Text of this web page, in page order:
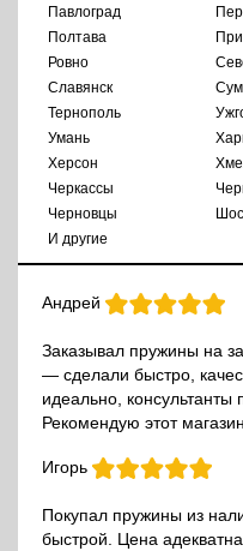
Павлоград
Полтава
Ровно
Славянск
Тернополь
Умань
Херсон
Черкассы
Черновцы
И другие
Андрей
Заказывал пружины на
— сделали быстро,
идеально,
Рекомендую этот
Игорь
Покупал пружины из
быстрой. Цена